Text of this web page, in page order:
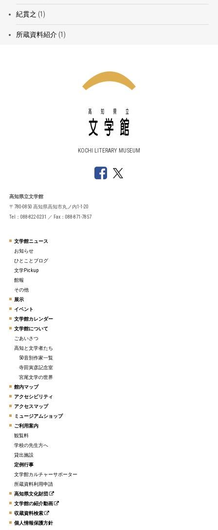
紀貫之 (1)
所蔵資料紹介(1)
KOCHI LITERARY MUSEUM
高知県立文学館
〒780-0850 高知県高知市丸ノ内1-1-20
Tel：088-822-0231 ／ Fax：088-871-7857
文学館ニュース
お知らせ
ひとことブログ
文学Pickup
館報
その他
展示
イベント
文学館カレンダー
文学館について
ごあいさつ
高知と文学者たち
50音別作家一覧
寺田寅彦記念室
宮尾文学の世界
館内マップ
アクセシビリティ
アクセスマップ
ミュージアムショップ
ご利用案内
観覧料
学校の先生方へ
貸出施設
定例行事
文学館カルチャーサポーター
所蔵資料利用申請
高知県文化財団
文学館の紹介動画
収蔵資料検索
個人情報保護方針